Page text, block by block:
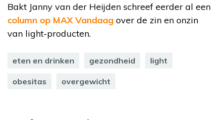
Bakt Janny van der Heijden schreef eerder al een
column op MAX Vandaag over de zin en onzin
van light-producten.
eten en drinken gezondheid light
obesitas overgewicht